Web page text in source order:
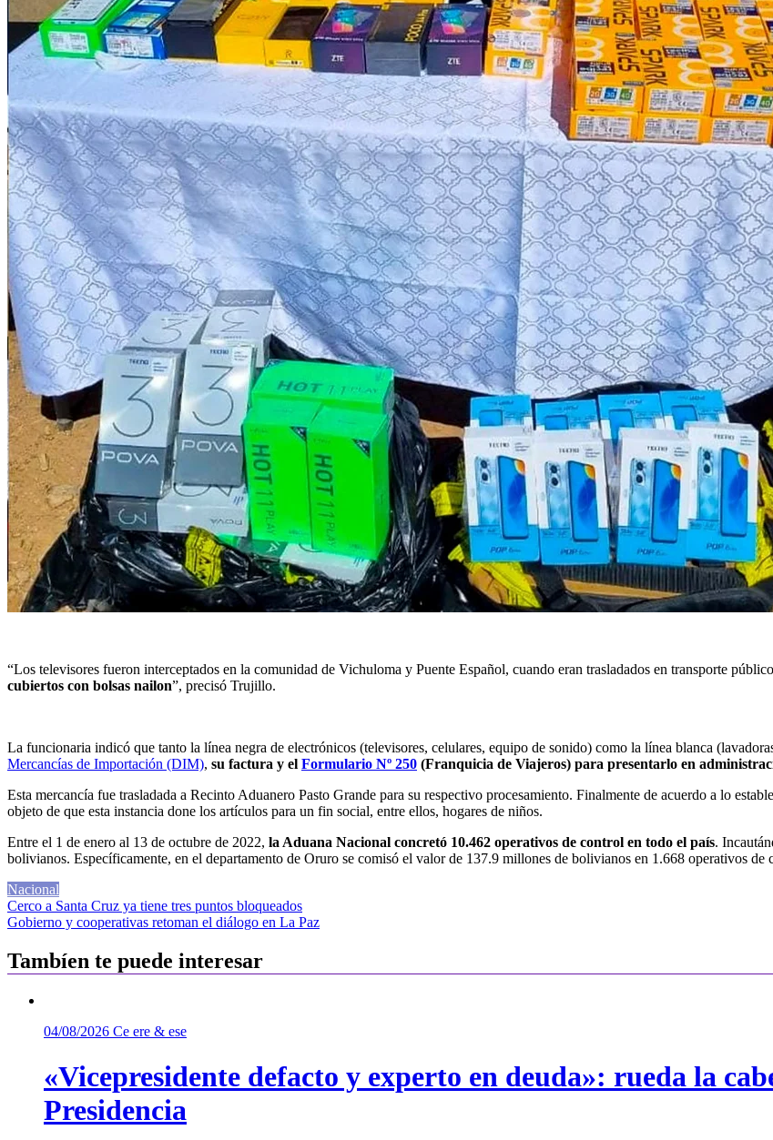
“Los televisores fueron interceptados en la comunidad de Vichuloma y Puente Español, cuando eran trasladados en transporte
cubiertos con bolsas nailon”, precisó Trujillo.
La funcionaria indicó que tanto la línea negra de electrónicos (televisores, celulares, equipo de sonido) como la línea blanca
Mercancías de Importación (DIM), su factura y el Formulario Nº 250 (Franquicia de Viajeros) para presentarlo en
Esta mercancía fue trasladada a Recinto Aduanero Pasto Grande para su respectivo procesamiento. Finalmente de acuerdo a lo
objeto de que esta instancia done los artículos para un fin social, entre ellos, hogares de niños.
Entre el 1 de enero al 13 de octubre de 2022, la Aduana Nacional concretó 10.462 operativos de control en todo el país.
bolivianos. Específicamente, en el departamento de Oruro se comisó el valor de 137.9 millones de bolivianos en 1.668 operativos de
Nacional
Navegación
de
entradas
Cerco a Santa Cruz ya tiene tres puntos bloqueados
Gobierno y cooperativas retoman el diálogo en La Paz
Tambíen te puede interesar
04/08/2026 Ce ere & ese
«Vicepresidente defacto y experto en deuda»: rueda la
Presidencia